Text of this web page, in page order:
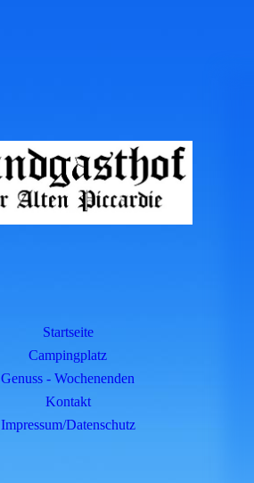
Startseite
Campingplatz
Genuss - Wochenenden
Kontakt
Impressum/Datenschutz